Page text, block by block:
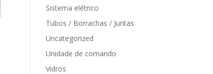
Sistema elétrico
Tubos / Borrachas / Juntas
Uncategorized
Unidade de comando
Vidros